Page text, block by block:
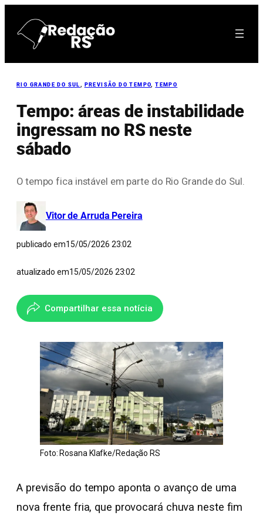
para
RIO GRANDE DO SUL , PREVISÃO DO TEMPO, TEMPO
Tempo: áreas de instabilidade
ingressam no RS neste
sábado
O tempo fica instável em parte do Rio Grande do Sul.
Vitor de Arruda Pereira
publicado em15/05/2026 23:02
atualizado em15/05/2026 23:02
Compartilhar essa notícia
Foto: Rosana Klafke/Redação RS
A previsão do tempo aponta o avanço de uma
nova frente fria, que provocará chuva neste fim